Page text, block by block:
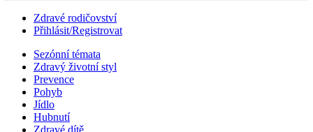
Zdravé rodičovství
Přihlásit/Registrovat
Sezónní témata
Zdravý životní styl
Prevence
Pohyb
Jídlo
Hubnutí
Zdravé dítě